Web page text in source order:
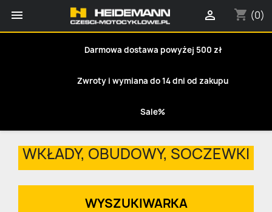
 shopping_cart (0)

Darmowa dostawa powyżej 500 zł
Zwroty i wymiana do 14 dni od zakupu
Sale%
WKŁADY, OBUDOWY, SOCZEWKI
WYSZUKIWARKA